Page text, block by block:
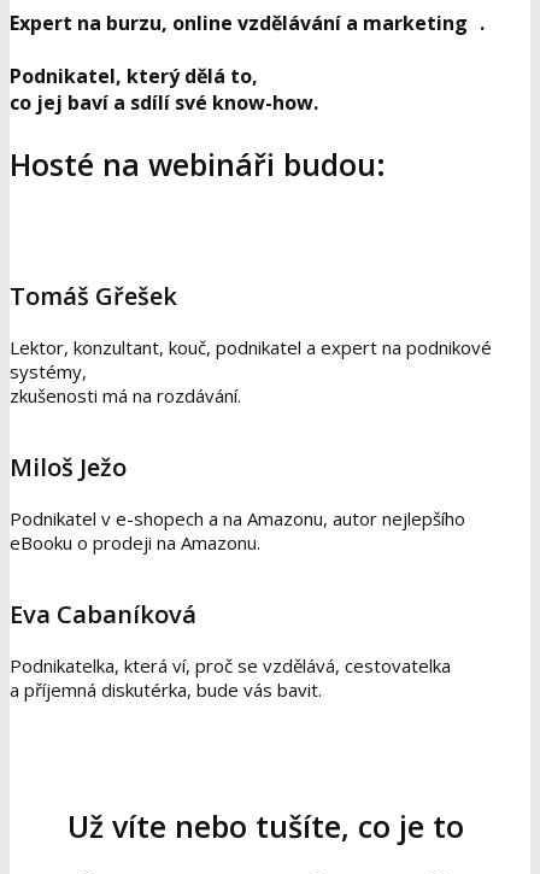
Expert na burzu, online vzdělávání a marketing .
Podnikatel, který dělá to,
co jej baví a sdílí své know-how.
Hosté na webináři budou:
Tomáš Gřešek
Lektor, konzultant, kouč, podnikatel a expert na podnikové
systémy,
zkušenosti má na rozdávání.
Miloš Ježo
Podnikatel v e-shopech a na Amazonu, autor nejlepšího
eBooku o prodeji na Amazonu.
Eva Cabaníková
Podnikatelka, která ví, proč se vzdělává, cestovatelka
a příjemná diskutérka, bude vás bavit.
Už víte nebo tušíte, co je to